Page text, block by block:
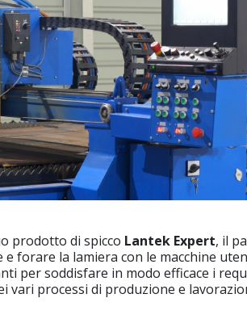
prodotto di spicco Lantek Expert, il
forare la lamiera con le macchine
per soddisfare in modo efficace i
vari processi di produzione e